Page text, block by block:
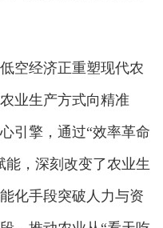
空经济正重塑现代农
业生产方式向精准
引擎，通过“效率革命
，深刻改变了农业生
化手段突破人力与资